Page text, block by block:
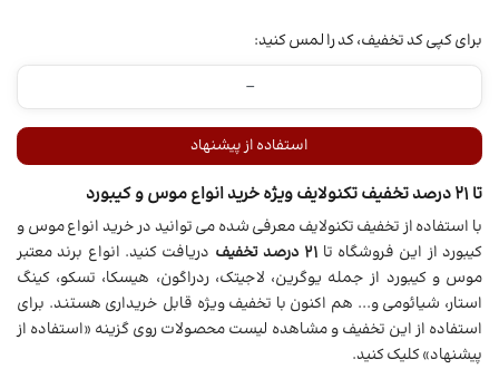
برای کپی کد تخفیف، کد را لمس کنید:
استفاده از پیشنهاد
تا 21 درصد تخفیف تکنولایف ویژه خرید انواع موس و کیبورد
با استفاده از تخفیف تکنولایف معرفی شده می توانید در خرید انواع موس و
کیبورد از این فروشگاه تا 21 درصد تخفیف
دریافت کنید. انواع برند معتبر
موس و کیبورد از جمله یوگرین، لاجیتک، ردراگون، هیسکا، تسکو، کینگ
استار، شیائومی و... هم اکنون با تخفیف ویژه قابل خریداری هستند. برای
استفاده از این تخفیف و مشاهده لیست محصولات روی گزینه «استفاده از
پیشنهاد» کلیک کنید.